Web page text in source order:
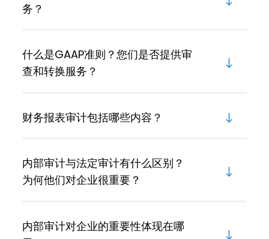
务？
什么是GAAP准则？您们是否提供审
查和转换服务？
财务报表审计包括哪些内容？
内部审计与法定审计有什么区别？
为何他们对企业很重要？
内部审计对企业的重要性体现在哪